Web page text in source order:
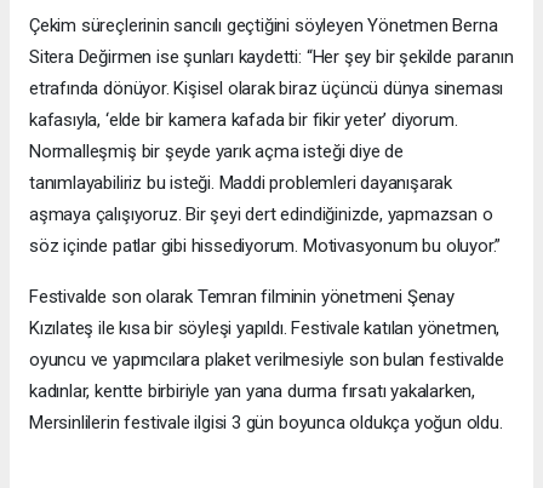
Çekim süreçlerinin sancılı geçtiğini söyleyen Yönetmen Berna
Sitera Değirmen ise şunları kaydetti: “Her şey bir şekilde paranın
etrafında dönüyor. Kişisel olarak biraz üçüncü dünya sineması
kafasıyla, ‘elde bir kamera kafada bir fikir yeter’ diyorum.
Normalleşmiş bir şeyde yarık açma isteği diye de
tanımlayabiliriz bu isteği. Maddi problemleri dayanışarak
aşmaya çalışıyoruz. Bir şeyi dert edindiğinizde, yapmazsan o
söz içinde patlar gibi hissediyorum. Motivasyonum bu oluyor.”
Festivalde son olarak Temran filminin yönetmeni Şenay
Kızılateş ile kısa bir söyleşi yapıldı. Festivale katılan yönetmen,
oyuncu ve yapımcılara plaket verilmesiyle son bulan festivalde
kadınlar, kentte birbiriyle yan yana durma fırsatı yakalarken,
Mersinlilerin festivale ilgisi 3 gün boyunca oldukça yoğun oldu.